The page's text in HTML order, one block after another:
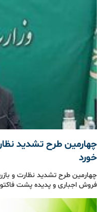
چهارمین طرح تشدید
خورد
چهارمین طرح تشدید نظارت و
فروش اجباری و پدیده پشت